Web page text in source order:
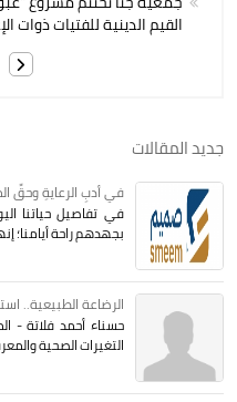
القيم الدينية للفتيات ذوات
جديد المقالات
في أدبِ الرعايةِ وحقِّ
في تفاصيل حياتنا
بجهدهم راحة أيامنا؛
الرضاعة الطبيعية..
حسناء أحمد فلاتة -
التغيرات الصحية